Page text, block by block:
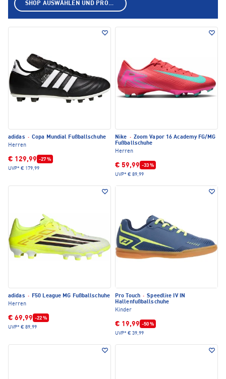
adidas · Copa Mundial Fußballschuhe
Herren
€ 129,99 -27 %
UVP* € 179,99
Nike · Zoom Vapor 16 Academy FG/MG
Fußballschuhe
Herren
€ 59,99 -33 %
UVP* € 89,99
adidas · F50 League MG Fußballschuhe
Herren
€ 69,99 -22 %
UVP* € 89,99
Pro Touch · Speedlite IV IN
Hallenfußballschuhe
Kinder
€ 19,99 -50 %
UVP* € 39,99
SHOP AUSWÄHLEN UND PRODUKTE ANZEIGEN